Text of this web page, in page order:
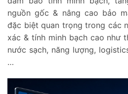
nguồn gốc & nâng cao bảo
đặc biệt quan trọng trong các
xác & tính minh bạch cao như
nước sạch, năng lượng,
…